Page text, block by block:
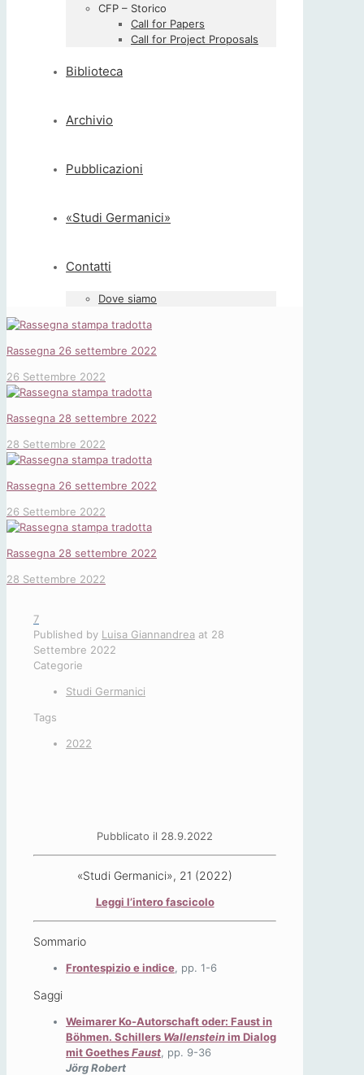
CFP – Storico
Call for Papers
Call for Project Proposals
Biblioteca
Archivio
Pubblicazioni
«Studi Germanici»
Contatti
Dove siamo
Rassegna 26 settembre 2022
26 Settembre 2022
Rassegna 28 settembre 2022
28 Settembre 2022
Rassegna 26 settembre 2022
26 Settembre 2022
Rassegna 28 settembre 2022
28 Settembre 2022
7
Published by Luisa Giannandrea at 28
Settembre 2022
Categorie
Studi Germanici
Tags
2022
Pubblicato il 28.9.2022
«Studi Germanici», 21 (2022)
Leggi l’intero fascicolo
Sommario
Frontespizio e indice, pp. 1-6
Saggi
Weimarer Ko-Autorschaft oder: Faust in
Böhmen. Schillers Wallensteinim Dialog
mit GoethesFaust, pp. 9-36
Jörg Robert